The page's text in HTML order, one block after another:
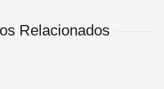
Relacionados